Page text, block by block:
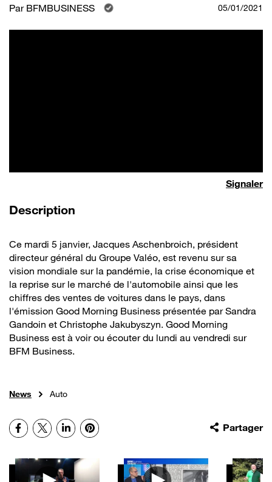
Par BFMBUSINESS 05/01/2021
Signaler
Description
Ce mardi 5 janvier, Jacques Aschenbroich, président
directeur général du Groupe Valéo, est revenu sur sa
vision mondiale sur la pandémie, la crise économique et
la reprise sur le marché de l'automobile ainsi que les
chiffres des ventes de voitures dans le pays, dans
l'émission Good Morning Business présentée par Sandra
Gandoin et Christophe Jakubyszyn. Good Morning
Business est à voir ou écouter du lundi au vendredi sur
BFM Business.
News Auto
Partager
Facebook
X LinkedInPinterest
Autres vidéos